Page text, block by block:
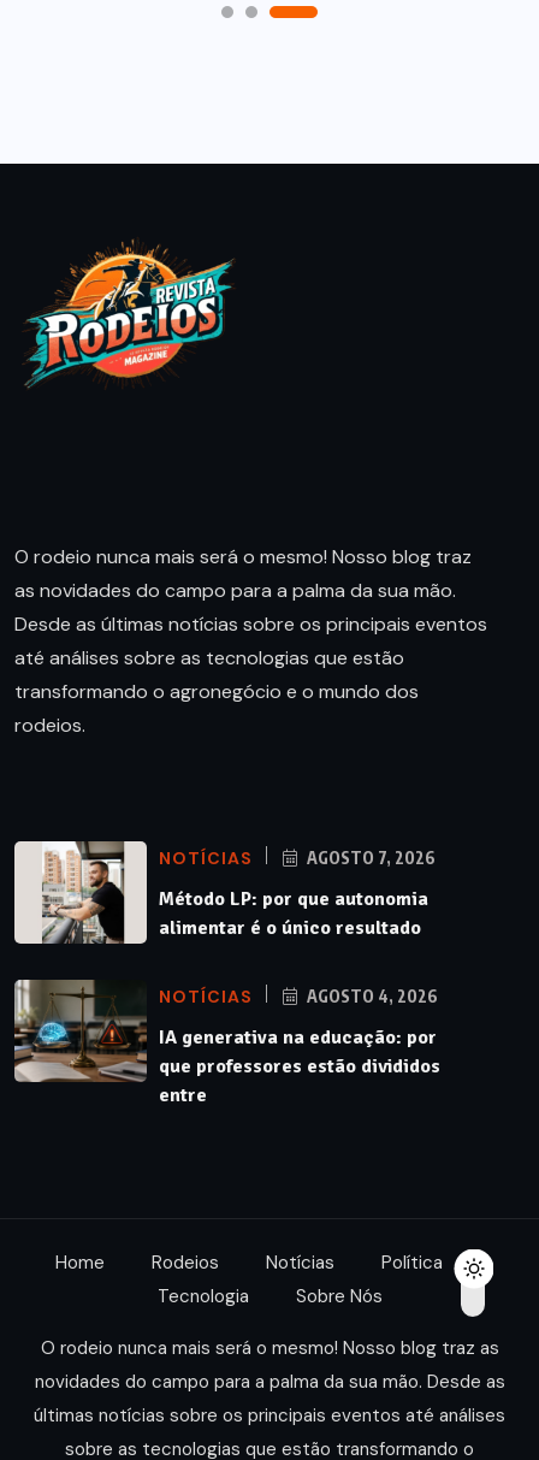
O rodeio nunca mais será o mesmo! Nosso blog traz
as novidades do campo para a palma da sua mão.
Desde as últimas notícias sobre os principais eventos
até análises sobre as tecnologias que estão
transformando o agronegócio e o mundo dos
rodeios.
NOTÍCIAS AGOSTO 7, 2026
Método LP: por que autonomia
alimentar é o único resultado
NOTÍCIAS AGOSTO 4, 2026
IA generativa na educação: por
que professores estão divididos
entre
Home Rodeios Notícias
Política
Tecnologia
Sobre Nós
O rodeio nunca mais será o mesmo! Nosso blog traz as
novidades do campo para a palma da sua mão. Desde as
últimas notícias sobre os principais eventos até análises
sobre as tecnologias que estão transformando o